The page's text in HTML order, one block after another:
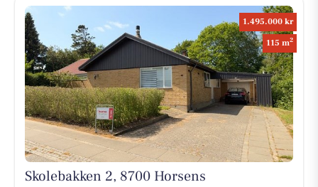
1.495.000 kr
115 m2
Skolebakken 2, 8700 Horsens